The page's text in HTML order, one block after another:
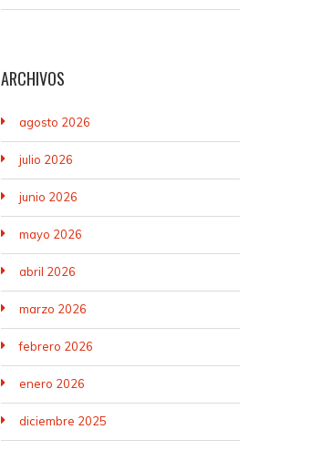
ARCHIVOS
agosto 2026
julio 2026
junio 2026
mayo 2026
abril 2026
marzo 2026
febrero 2026
enero 2026
diciembre 2025